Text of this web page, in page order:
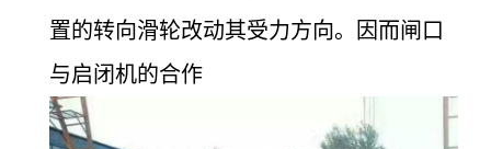
置的转向滑轮改动其受力方向。因而闸口
与启闭机的合作